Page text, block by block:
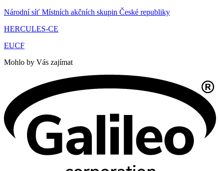
Národní síť Místních akčních skupin České republiky
HERCULES-CE
EUCF
Mohlo by Vás zajímat